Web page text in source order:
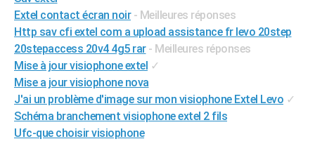
CARTE DE VOEUX
Carte de Noël
Carte Bonne année
Carte Saint-Valentin
Carte Pâques
Carte d'anniversaire
DICTIONNAIRE
Dictionnaire
Biographies
Citations
Expressions
Proverbes
PROGRAMME TV
COPAINS D'AVANT
S'inscrire
Se connecter
Lycées
Collèges
Primaires
Universités
Entreprises
Service militaire
Avis de recherche
AVIS DE DÉCÈS
Extel contact écran noir - Meilleures réponses
Http sav cfi extel com a upload assistance fr levo 20step
20stepaccess 20v4 4g5 rar - Meilleures réponses
Mise à jour visiophone extel ✓
Mise a jour visiophone nova
J'ai un problème d'image sur mon visiophone Extel Levo ✓
Schéma branchement visiophone extel 2 fils
Ufc-que choisir visiophone